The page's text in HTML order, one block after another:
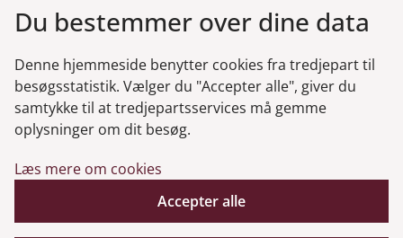
Genveje
Gå til virksomhedsregisteret
Gå til selskabsmeddelelser
Du bestemmer over dine data
Denne hjemmeside benytter cookies fra tredjepart til
besøgsstatistik. Vælger du "Accepter alle", giver du
samtykke til at tredjepartsservices må gemme
oplysninger om dit besøg.
Læs mere om cookies
Accepter alle